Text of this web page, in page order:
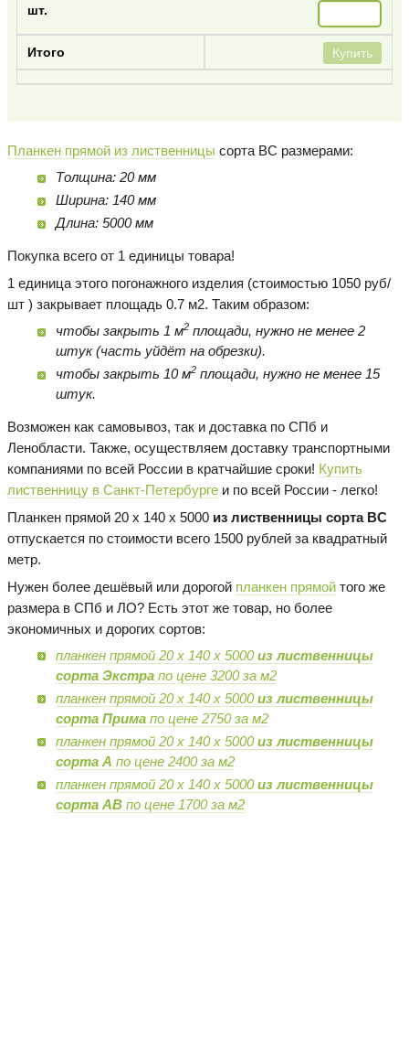
Купить
Планкен прямой из лиственницы сорта BC размерами:
Толщина: 20 мм
Ширина: 140 мм
Длина: 5000 мм
Покупка всего от 1 единицы товара!
1 единица этого погонажного изделия (стоимостью 1050 руб/
шт ) закрывает площадь 0.7 м2. Таким образом:
чтобы закрыть 1 м2площади, нужно не менее 2
штук (часть уйдёт на обрезки).
чтобы закрыть 10 м2площади, нужно не менее 15
штук.
Возможен как самовывоз, так и доставка по СПб и
Ленобласти. Также, осуществляем доставку транспортными
компаниями по всей России в кратчайшие сроки! Купить
лиственницу в Санкт-Петербурге и по всей России - легко!
Планкен прямой 20 х 140 х 5000 из лиственницы сорта BC
отпускается по стоимости всего 1500 рублей за квадратный
метр.
Нужен более дешёвый или дорогой планкен прямой того же
размера в СПб и ЛО? Есть этот же товар, но более
экономичных и дорогих сортов:
планкен прямой 20 х 140 х 5000из лиственницы
сорта Экстрапо цене 3200 за м2
планкен прямой 20 х 140 х 5000из лиственницы
сорта Примапо цене 2750 за м2
планкен прямой 20 х 140 х 5000из лиственницы
сорта А по цене 2400 за м2
планкен прямой 20 х 140 х 5000из лиственницы
сорта ABпо цене 1700 за м2